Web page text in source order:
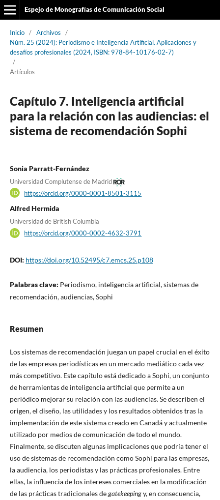
Espejo de Monografías de Comunicación Social
Inicio / Archivos
/
Núm. 25 (2024): Periodismo e Inteligencia Artificial. Aplicaciones y
desafíos profesionales (2024, ISBN: 978-84-10176-02-7)
/
Artículos
Capítulo 7. Inteligencia artificial
para la relación con las audiencias: el
sistema de recomendación Sophi
Sonia Parratt-Fernández
Universidad Complutense de Madrid
https://orcid.org/0000-0001-8501-3115
Alfred Hermida
Universidad de British Columbia
https://orcid.org/0000-0002-4632-3791
DOI: https://doi.org/10.52495/c7.emcs.25.p108
Palabras clave: Periodismo, inteligencia artificial, sistemas de
recomendación, audiencias, Sophi
Resumen
Los sistemas de recomendación juegan un papel crucial en el éxito
de las empresas periodísticas en un mercado mediático cada vez
más competitivo. Este capítulo está dedicado a Sophi, un conjunto
de herramientas de inteligencia artificial que permite a un
periódico mejorar su relación con las audiencias. Se describen el
origen, el diseño, las utilidades y los resultados obtenidos tras la
implementación de este sistema creado en Canadá y actualmente
utilizado por medios de comunicación de todo el mundo.
Finalmente, se discuten algunas implicaciones que podría tener el
uso de sistemas de recomendación como Sophi para las empresas,
la audiencia, los periodistas y las prácticas profesionales. Entre
ellas, la influencia de los intereses comerciales en la modificación
de las prácticas tradicionales degatekeepingy, en consecuencia,